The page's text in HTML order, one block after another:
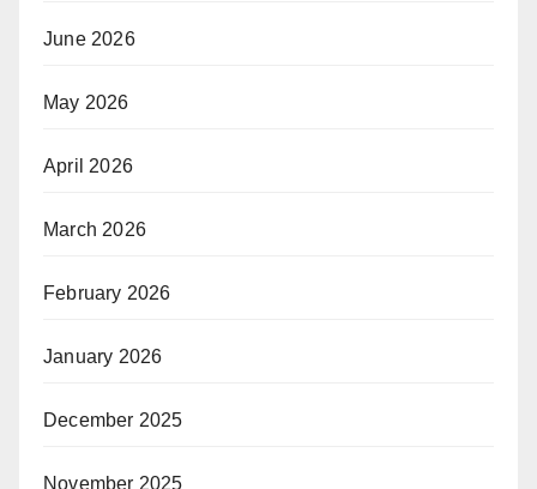
June 2026
May 2026
April 2026
March 2026
February 2026
January 2026
December 2025
November 2025